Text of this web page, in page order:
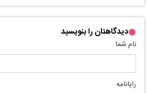
دیدگاهتان را بنویسید
نام شما
رایانامه